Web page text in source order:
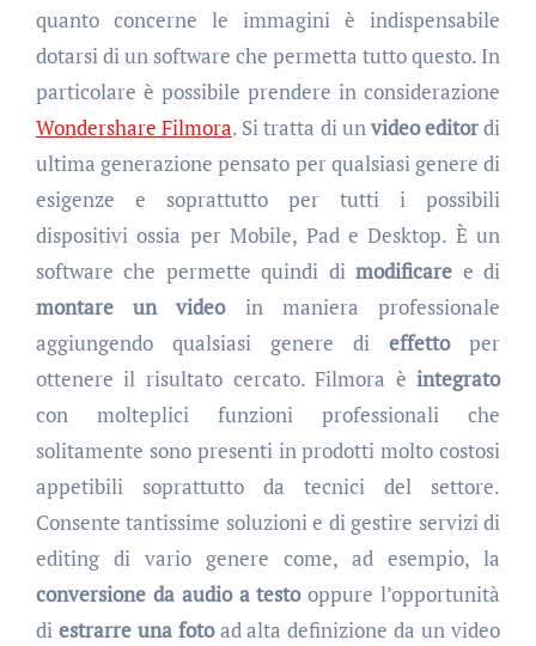
quanto concerne le immagini è indispensabile
dotarsi di un software che permetta tutto questo. In
particolare è possibile prendere in considerazione
Wondershare Filmora. Si tratta di unvideo editordi
ultima generazione pensato per qualsiasi genere di
esigenze e soprattutto per tutti i possibili
dispositivi ossia per Mobile, Pad e Desktop. È un
software che permette quindi dimodificare e di
montare un videoin maniera professionale
aggiungendo qualsiasi genere dieffettoper
ottenere il risultato cercato. Filmora èintegrato
con molteplici funzioni professionali che
solitamente sono presenti in prodotti molto costosi
appetibili soprattutto da tecnici del settore.
Consente tantissime soluzioni e di gestire servizi di
editing di vario genere come, ad esempio, la
conversione da audio a testooppure l’opportunità
di estrarre una fotoad alta definizione da un video